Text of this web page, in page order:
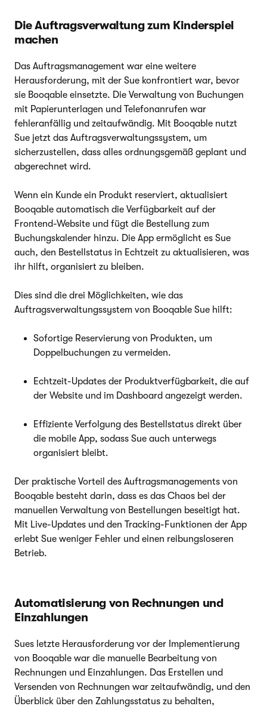
Die Auftragsverwaltung zum Kinderspiel
machen
Das Auftragsmanagement war eine weitere
Herausforderung, mit der Sue konfrontiert war, bevor
sie Booqable einsetzte. Die Verwaltung von Buchungen
mit Papierunterlagen und Telefonanrufen war
fehleranfällig und zeitaufwändig. Mit Booqable nutzt
Sue jetzt das Auftragsverwaltungssystem, um
sicherzustellen, dass alles ordnungsgemäß geplant und
abgerechnet wird.
Wenn ein Kunde ein Produkt reserviert, aktualisiert
Booqable automatisch die Verfügbarkeit auf der
Frontend-Website und fügt die Bestellung zum
Buchungskalender hinzu. Die App ermöglicht es Sue
auch, den Bestellstatus in Echtzeit zu aktualisieren, was
ihr hilft, organisiert zu bleiben.
Dies sind die drei Möglichkeiten, wie das
Auftragsverwaltungssystem von Booqable Sue hilft:
Sofortige Reservierung von Produkten, um
Doppelbuchungen zu vermeiden.
Echtzeit-Updates der Produktverfügbarkeit, die auf
der Website und im Dashboard angezeigt werden.
Effiziente Verfolgung des Bestellstatus direkt über
die mobile App, sodass Sue auch unterwegs
organisiert bleibt.
Der praktische Vorteil des Auftragsmanagements von
Booqable besteht darin, dass es das Chaos bei der
manuellen Verwaltung von Bestellungen beseitigt hat.
Mit Live-Updates und den Tracking-Funktionen der App
erlebt Sue weniger Fehler und einen reibungsloseren
Betrieb.
Automatisierung von Rechnungen und
Einzahlungen
Sues letzte Herausforderung vor der Implementierung
von Booqable war die manuelle Bearbeitung von
Rechnungen und Einzahlungen. Das Erstellen und
Versenden von Rechnungen war zeitaufwändig, und den
Überblick über den Zahlungsstatus zu behalten,